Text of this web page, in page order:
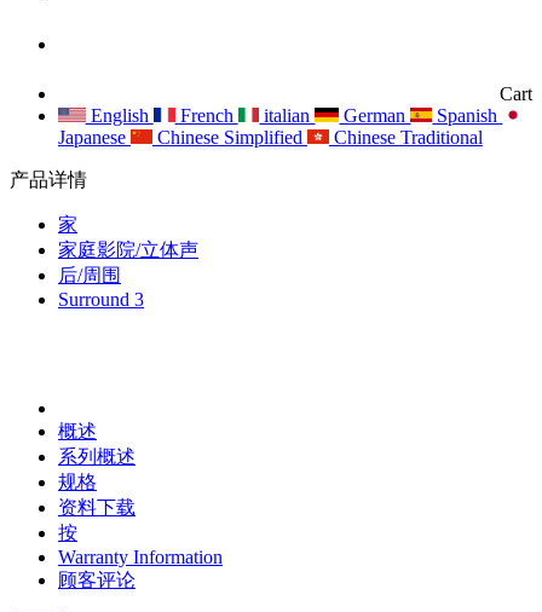
Cart
English
French italian German
Spanish
Japanese
Chinese Simplified Chinese Traditional
产品详情
家
家庭影院/立体声
后/周围
Surround 3
概述
系列概述
规格
资料下载
按
Warranty Information
顾客评论